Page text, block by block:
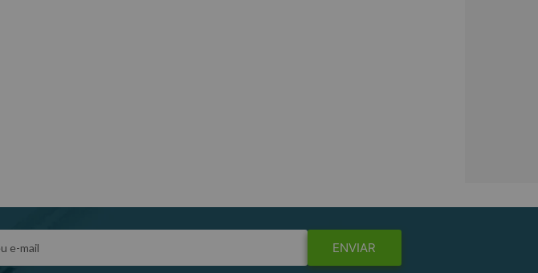
ENVIAR